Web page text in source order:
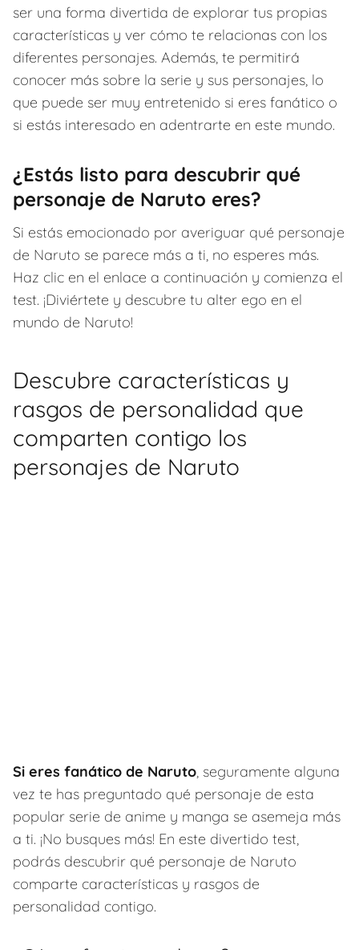
ser una forma divertida de explorar tus propias
características y ver cómo te relacionas con los
diferentes personajes. Además, te permitirá
conocer más sobre la serie y sus personajes, lo
que puede ser muy entretenido si eres fanático o
si estás interesado en adentrarte en este mundo.
¿Estás listo para descubrir qué
personaje de Naruto eres?
Si estás emocionado por averiguar qué personaje
de Naruto se parece más a ti, no esperes más.
Haz clic en el enlace a continuación y comienza el
test. ¡Diviértete y descubre tu alter ego en el
mundo de Naruto!
Descubre características y
rasgos de personalidad que
comparten contigo los
personajes de Naruto
Si eres fanático de Naruto, seguramente alguna
vez te has preguntado qué personaje de esta
popular serie de anime y manga se asemeja más
a ti. ¡No busques más! En este divertido test,
podrás descubrir qué personaje de Naruto
comparte características y rasgos de
personalidad contigo.